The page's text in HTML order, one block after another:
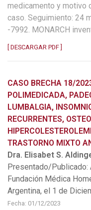
medicamento y motivo
caso. Seguimiento: 24
-7992. MONARCH
[ DESCARGAR PDF ]
CASO BRECHA 18/
POLIMEDICADA,
LUMBALGIA,
RECURRENTES,
TRASTORNO MIXTO
Dra. Elisabet S.
Presentado/
Fundación Médica
Argentina, el 1 de
Fecha: 01/12/2023